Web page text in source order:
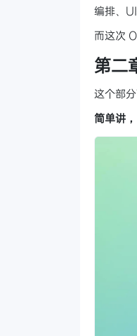
编排、
而这次
第二
这个部
简单讲